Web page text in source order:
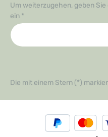
Um weiterzugehen, geben
ein *
Die mit einem Stern (*)